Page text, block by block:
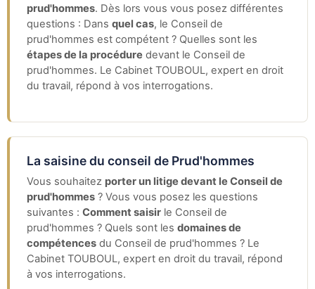
prud'hommes. Dès lors vous vous posez différentes
questions : Dans quel cas, le Conseil de
prud'hommes est compétent ? Quelles sont les
étapes de la procédure devant le Conseil de
prud'hommes. Le Cabinet TOUBOUL, expert en droit
du travail, répond à vos interrogations.
La saisine du conseil de Prud'hommes
Vous souhaitez porter un litige devant le Conseil de
prud'hommes ? Vous vous posez les questions
suivantes : Comment saisir le Conseil de
prud'hommes ? Quels sont les domaines de
compétences du Conseil de prud'hommes ? Le
Cabinet TOUBOUL, expert en droit du travail, répond
à vos interrogations.